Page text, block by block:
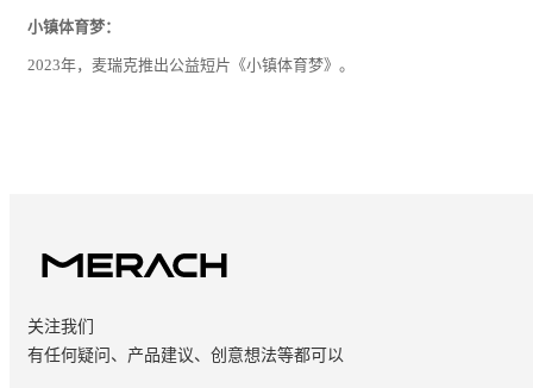
小镇体育梦：
2023年，麦瑞克推出公益短片《小镇体育梦》。
关注我们
有任何疑问、产品建议、创意想法等都可以